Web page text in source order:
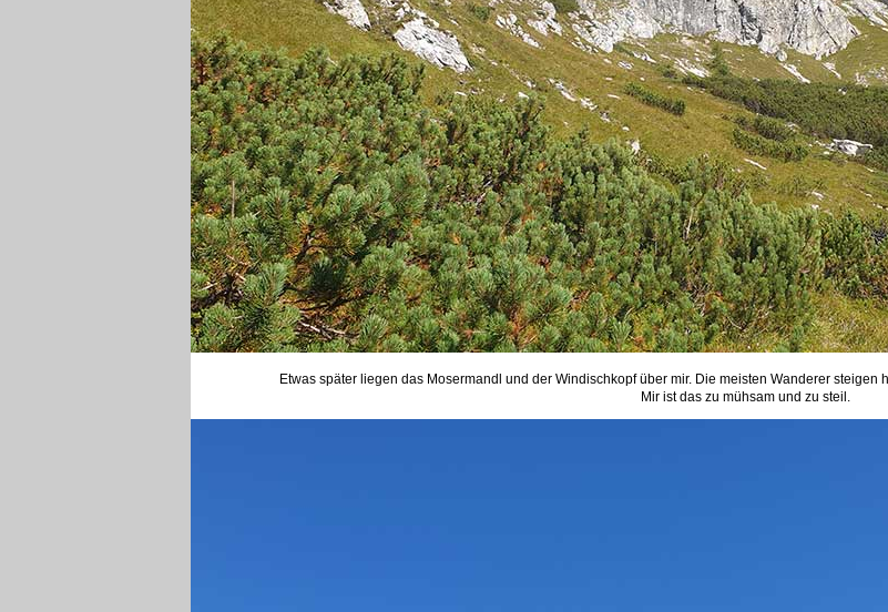
Etwas später liegen das Mosermandl und der Windischkopf über mir. Die meisten Wanderer
Mir ist das zu mühsam und zu steil.